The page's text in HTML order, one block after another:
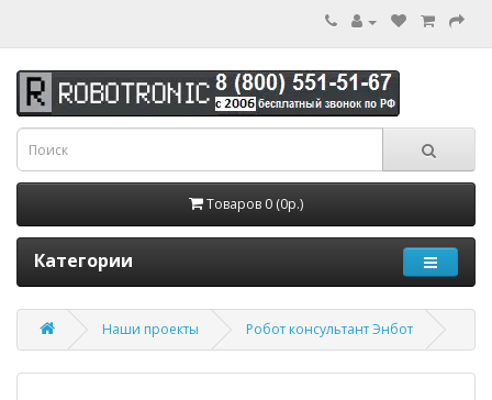
Товаров 0 (0р.)
Категории
Наши проекты Робот консультант Энбот